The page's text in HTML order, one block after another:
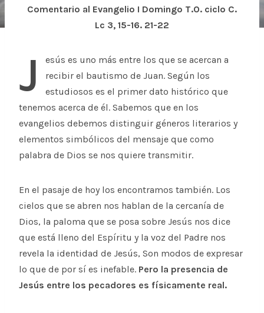
Comentario al Evangelio I Domingo T.O. ciclo C.
Lc 3, 15-16. 21-22
J
esús es uno más entre los que se acercan a
recibir el bautismo de Juan. Según los
estudiosos es el primer dato histórico que
tenemos acerca de él. Sabemos que en los
evangelios debemos distinguir géneros literarios y
elementos simbólicos del mensaje que como
palabra de Dios se nos quiere transmitir.
En el pasaje de hoy los encontramos también. Los
cielos que se abren nos hablan de la cercanía de
Dios, la paloma que se posa sobre Jesús nos dice
que está lleno del Espíritu y la voz del Padre nos
revela la identidad de Jesús, Son modos de expresar
lo que de por sí es inefable. Pero la presencia de
Jesús entre los pecadores es físicamente real.